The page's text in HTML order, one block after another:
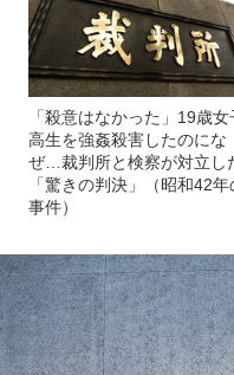
「殺意はなかった」19歳女
高生を強姦殺害したのにな
ぜ…裁判所と検察が対立し
「驚きの判決」（昭和42年
事件）